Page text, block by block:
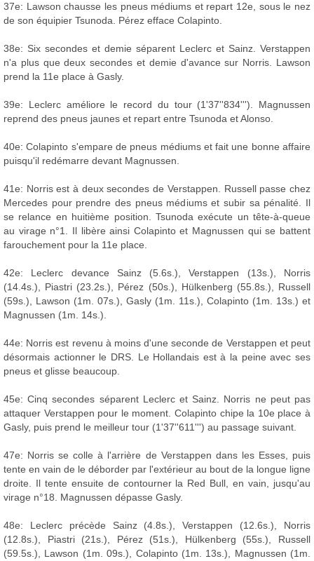
37e: Lawson chausse les pneus médiums et repart 12e, sous le nez
de son équipier Tsunoda. Pérez efface Colapinto.
38e: Six secondes et demie séparent Leclerc et Sainz. Verstappen
n'a plus que deux secondes et demie d'avance sur Norris. Lawson
prend la 11e place à Gasly.
39e: Leclerc améliore le record du tour (1'37''834'''). Magnussen
reprend des pneus jaunes et repart entre Tsunoda et Alonso.
40e: Colapinto s'empare de pneus médiums et fait une bonne affaire
puisqu'il redémarre devant Magnussen.
41e: Norris est à deux secondes de Verstappen. Russell passe chez
Mercedes pour prendre des pneus médiums et subir sa pénalité. Il
se relance en huitième position. Tsunoda exécute un tête-à-queue
au virage n°1. Il libère ainsi Colapinto et Magnussen qui se battent
farouchement pour la 11e place.
42e: Leclerc devance Sainz (5.6s.), Verstappen (13s.), Norris
(14.4s.), Piastri (23.2s.), Pérez (50s.), Hülkenberg (55.8s.), Russell
(59s.), Lawson (1m. 07s.), Gasly (1m. 11s.), Colapinto (1m. 13s.) et
Magnussen (1m. 14s.).
44e: Norris est revenu à moins d'une seconde de Verstappen et peut
désormais actionner le DRS. Le Hollandais est à la peine avec ses
pneus et glisse beaucoup.
45e: Cinq secondes séparent Leclerc et Sainz. Norris ne peut pas
attaquer Verstappen pour le moment. Colapinto chipe la 10e place à
Gasly, puis prend le meilleur tour (1'37''611''') au passage suivant.
47e: Norris se colle à l'arrière de Verstappen dans les Esses, puis
tente en vain de le déborder par l'extérieur au bout de la longue ligne
droite. Il tente ensuite de contourner la Red Bull, en vain, jusqu'au
virage n°18. Magnussen dépasse Gasly.
48e: Leclerc précède Sainz (4.8s.), Verstappen (12.6s.), Norris
(12.8s.), Piastri (21s.), Pérez (51s.), Hülkenberg (55s.), Russell
(59.5s.), Lawson (1m. 09s.), Colapinto (1m. 13s.), Magnussen (1m.